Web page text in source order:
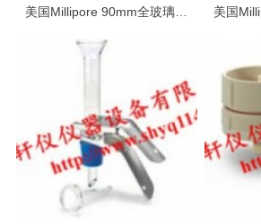
美国Millipore 90mm全玻璃换膜过滤器